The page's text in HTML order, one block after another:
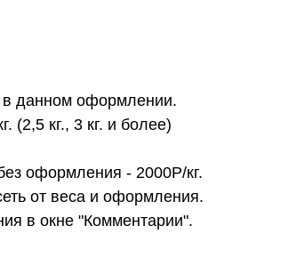
в данном оформлении.
(2,5 кг., 3 кг. и более)
оформления - 2000Р/кг.
от веса и оформления.
в окне "Комментарии".